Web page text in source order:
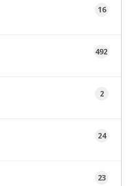
16
492
2
24
23